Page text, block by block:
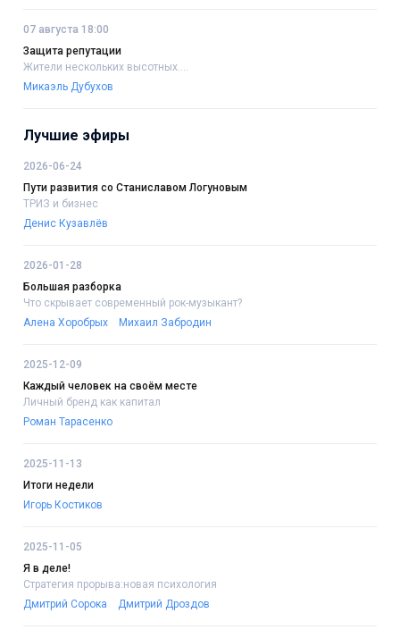
07 августа 18:00
Защита репутации
Жители нескольких высотных....
Микаэль Дубухов
Лучшие эфиры
2026-06-24
Пути развития со Станиславом Логуновым
ТРИЗ и бизнес
Денис Кузавлёв
2026-01-28
Большая разборка
Что скрывает современный рок-музыкант?
Алена Хоробрых
Михаил Забродин
2025-12-09
Каждый человек на своём месте
Личный бренд как капитал
Роман Тарасенко
2025-11-13
Итоги недели
Игорь Костиков
2025-11-05
Я в деле!
Стратегия прорыва:новая психология
Дмитрий Сорока
Дмитрий Дроздов